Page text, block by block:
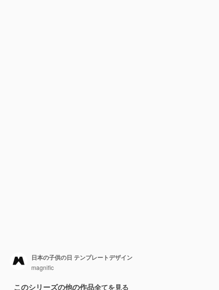
日本の子供の日 テンプレートデザイン
magnific
このシリーズの他の作品全てを見る